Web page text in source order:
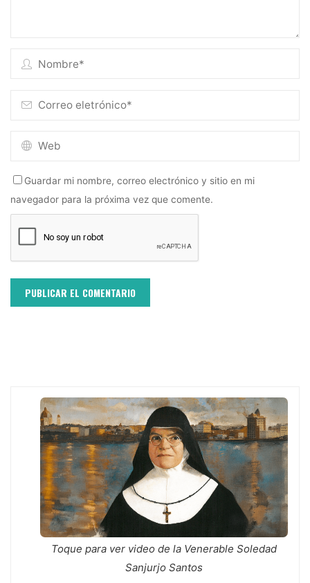
Guardar mi nombre, correo electrónico y sitio en mi
navegador para la próxima vez que comente.
Toque para ver video de la Venerable Soledad
Sanjurjo Santos